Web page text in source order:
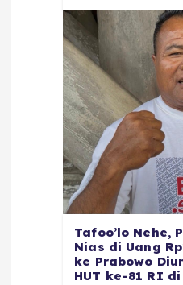
Tafoo’lo Nehe,
Nias di Uang
ke Prabowo
HUT ke-81 RI